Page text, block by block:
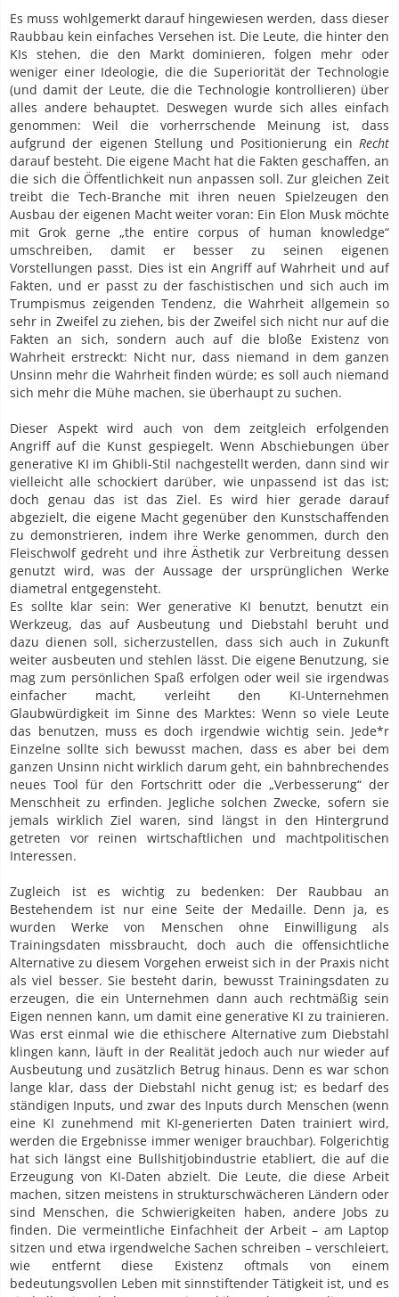
Es muss wohlgemerkt darauf hingewiesen werden, dass dieser
Raubbau kein einfaches Versehen ist. Die Leute, die hinter den
KIs stehen, die den Markt dominieren, folgen mehr oder
weniger einer Ideologie, die die Superiorität der Technologie
(und damit der Leute, die die Technologie kontrollieren) über
alles andere behauptet. Deswegen wurde sich alles einfach
genommen: Weil die vorherrschende Meinung ist, dass
aufgrund der eigenen Stellung und Positionierung ein Recht
darauf besteht. Die eigene Macht hat die Fakten geschaffen, an
die sich die Öffentlichkeit nun anpassen soll. Zur gleichen Zeit
treibt die Tech-Branche mit ihren neuen Spielzeugen den
Ausbau der eigenen Macht weiter voran: Ein Elon Musk möchte
mit Grok gerne „the entire corpus of human knowledge“
umschreiben, damit er besser zu seinen eigenen
Vorstellungen passt. Dies ist ein Angriff auf Wahrheit und auf
Fakten, und er passt zu der faschistischen und sich auch im
Trumpismus zeigenden Tendenz, die Wahrheit allgemein so
sehr in Zweifel zu ziehen, bis der Zweifel sich nicht nur auf die
Fakten an sich, sondern auch auf die bloße Existenz von
Wahrheit erstreckt: Nicht nur, dass niemand in dem ganzen
Unsinn mehr die Wahrheit finden würde; es soll auch niemand
sich mehr die Mühe machen, sie überhaupt zu suchen.
Dieser Aspekt wird auch von dem zeitgleich erfolgenden
Angriff auf die Kunst gespiegelt. Wenn Abschiebungen über
generative KI im Ghibli-Stil nachgestellt werden, dann sind wir
vielleicht alle schockiert darüber, wie unpassend ist das ist;
doch genau das ist das Ziel. Es wird hier gerade darauf
abgezielt, die eigene Macht gegenüber den Kunstschaffenden
zu demonstrieren, indem ihre Werke genommen, durch den
Fleischwolf gedreht und ihre Ästhetik zur Verbreitung dessen
genutzt wird, was der Aussage der ursprünglichen Werke
diametral entgegensteht.
Es sollte klar sein: Wer generative KI benutzt, benutzt ein
Werkzeug, das auf Ausbeutung und Diebstahl beruht und
dazu dienen soll, sicherzustellen, dass sich auch in Zukunft
weiter ausbeuten und stehlen lässt. Die eigene Benutzung, sie
mag zum persönlichen Spaß erfolgen oder weil sie irgendwas
einfacher macht, verleiht den KI-Unternehmen
Glaubwürdigkeit im Sinne des Marktes: Wenn so viele Leute
das benutzen, muss es doch irgendwie wichtig sein. Jede*r
Einzelne sollte sich bewusst machen, dass es aber bei dem
ganzen Unsinn nicht wirklich darum geht, ein bahnbrechendes
neues Tool für den Fortschritt oder die „Verbesserung“ der
Menschheit zu erfinden. Jegliche solchen Zwecke, sofern sie
jemals wirklich Ziel waren, sind längst in den Hintergrund
getreten vor reinen wirtschaftlichen und machtpolitischen
Interessen.
Zugleich ist es wichtig zu bedenken: Der Raubbau an
Bestehendem ist nur eine Seite der Medaille. Denn ja, es
wurden Werke von Menschen ohne Einwilligung als
Trainingsdaten missbraucht, doch auch die offensichtliche
Alternative zu diesem Vorgehen erweist sich in der Praxis nicht
als viel besser. Sie besteht darin, bewusst Trainingsdaten zu
erzeugen, die ein Unternehmen dann auch rechtmäßig sein
Eigen nennen kann, um damit eine generative KI zu trainieren.
Was erst einmal wie die ethischere Alternative zum Diebstahl
klingen kann, läuft in der Realität jedoch auch nur wieder auf
Ausbeutung und zusätzlich Betrug hinaus. Denn es war schon
lange klar, dass der Diebstahl nicht genug ist; es bedarf des
ständigen Inputs, und zwar des Inputs durch Menschen (wenn
eine KI zunehmend mit KI-generierten Daten trainiert wird,
werden die Ergebnisse immer weniger brauchbar). Folgerichtig
hat sich längst eine Bullshitjobindustrie etabliert, die auf die
Erzeugung von KI-Daten abzielt. Die Leute, die diese Arbeit
machen, sitzen meistens in strukturschwächeren Ländern oder
sind Menschen, die Schwierigkeiten haben, andere Jobs zu
finden. Die vermeintliche Einfachheit der Arbeit – am Laptop
sitzen und etwa irgendwelche Sachen schreiben – verschleiert,
wie entfernt diese Existenz oftmals von einem
bedeutungsvollen Leben mit sinnstiftender Tätigkeit ist, und es